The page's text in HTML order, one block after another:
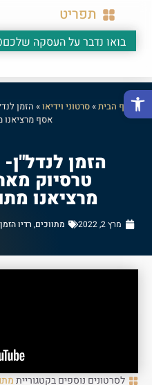
פתח סרגל נגישות
תפריט
בואו נדבר על העסקה שלכם
דף הבית»סרטוני וידיאו» הזמן
אסף מרציאנו
הזמן לנדל"ן-
טרסיוק
מרציאנו
מרץ 2, 2022 מתווכים, רדיו
לסרטונים נוספים בקטגוריית